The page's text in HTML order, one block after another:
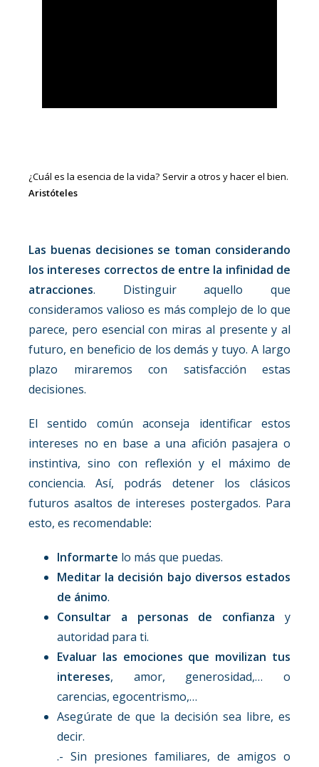
¿Cuál es la esencia de la vida? Servir a otros y hacer el bien.
Aristóteles
Las buenas decisiones se toman considerando
los intereses correctos de entre la infinidad de
atracciones. Distinguir aquello que
consideramos valioso es más complejo de lo que
parece, pero esencial con miras al presente y al
futuro, en beneficio de los demás y tuyo. A largo
plazo miraremos con satisfacción estas
decisiones.
El sentido común aconseja identificar estos
intereses no en base a una afición pasajera o
instintiva, sino con reflexión y el máximo de
conciencia. Así, podrás detener los clásicos
futuros asaltos de intereses postergados. Para
esto, es recomendable:
Informarte lo más que puedas.
Meditar la decisión bajo diversos estados
de ánimo.
Consultar a personas de confianza y
autoridad para ti.
Evaluar las emociones que movilizan tus
intereses, amor, generosidad,… o
carencias, egocentrismo,…
Asegúrate de que la decisión sea libre, es
decir.
.- Sin presiones familiares, de amigos o